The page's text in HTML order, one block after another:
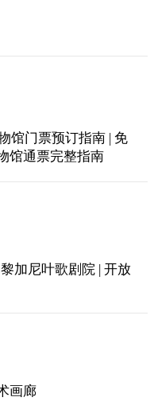
馆门票预订指南 | 免
馆通票完整指南
加尼叶歌剧院 | 开放
画廊